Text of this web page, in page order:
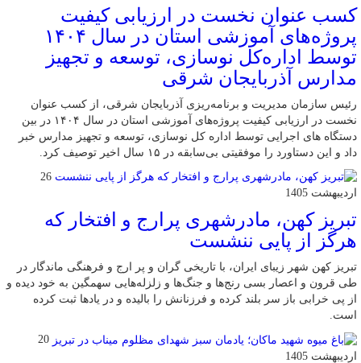
کسب عنوان نخست در ارزیابی کیفیت
پروژه‌های آموزشی استان در سال ۱۴۰۴
توسط اداره‌کل نوسازی، توسعه و تجهیز
مدارس آذربایجان شرقی
رئیس سازمان مدیریت و برنامه‌ریزی آذربایجان شرقی، از کسب عنوان
نخست در ارزیابی کیفیت پروژه‌های آموزشی استان در سال ۱۴۰۴ در بین
دستگاه های اجرایی توسط اداره کل نوسازی، توسعه و تجهیز مدارس خبر
داد و این دستاورد را موفقیتی بی‌سابقه در ۱۵ سال اخیر توصیف کرد.
26
اردیبهشت 1405
تبریز کهن، مادرشهری پرارج و افتخار که
هرگز از پایی ننشست
تبریز کهن شهر زیبای ایران، با تاریخی گران و پر ارج و فرهنگی ماندگار در
طی قرون و اعصار بسی رنج‌ها و جنگ‌ها و زلزله‌هایی سهمگین به خود دیده و
از پی خرابی باز سر بلند کرده و فرزنانش را بالیده و در یادها ثبت کرده
است.
20
اردیبهشت 1405